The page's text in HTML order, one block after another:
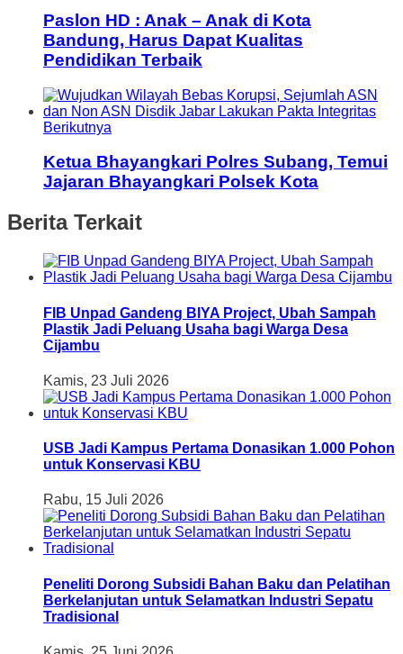
Paslon HD : Anak – Anak di Kota
Bandung, Harus Dapat Kualitas
Pendidikan Terbaik
Berikutnya
Ketua Bhayangkari Polres Subang, Temui
Jajaran Bhayangkari Polsek Kota
Berita Terkait
FIB Unpad Gandeng BIYA Project, Ubah Sampah
Plastik Jadi Peluang Usaha bagi Warga Desa
Cijambu
Kamis, 23 Juli 2026
USB Jadi Kampus Pertama Donasikan 1.000 Pohon
untuk Konservasi KBU
Rabu, 15 Juli 2026
Peneliti Dorong Subsidi Bahan Baku dan Pelatihan
Berkelanjutan untuk Selamatkan Industri Sepatu
Tradisional